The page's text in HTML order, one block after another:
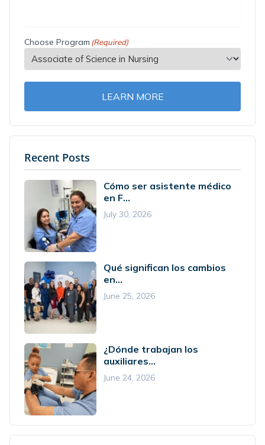
Choose Program (Required)
LEARN MORE
Recent Posts
Cómo ser asistente médico
en F...
July 30, 2026
Qué significan los cambios
en...
June 25, 2026
¿Dónde trabajan los
auxiliares...
June 24, 2026